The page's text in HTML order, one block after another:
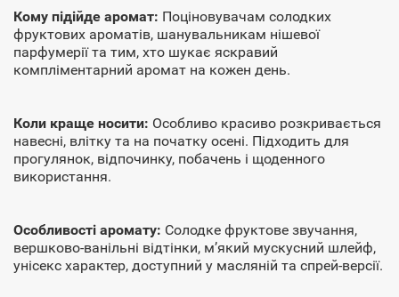
Кому підійде аромат: Поціновувачам солодких
фруктових ароматів, шанувальникам нішевої
парфумерії та тим, хто шукає яскравий
компліментарний аромат на кожен день.
Коли краще носити: Особливо красиво розкривається
навесні, влітку та на початку осені. Підходить для
прогулянок, відпочинку, побачень і щоденного
використання.
Особливості аромату: Солодке фруктове звучання,
вершково-ванільні відтінки, м’який мускусний шлейф,
унісекс характер, доступний у масляній та спрей-версії.